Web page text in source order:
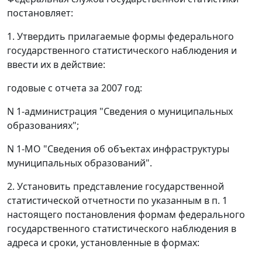
постановляет:
1. Утвердить прилагаемые формы федерального
государственного статистического наблюдения и
ввести их в действие:
годовые с отчета за 2007 год:
N 1-администрация "Сведения о муниципальных
образованиях";
N 1-МО "Сведения об объектах инфраструктуры
муниципальных образований".
2. Установить представление государственной
статистической отчетности по указанным в п. 1
настоящего постановления формам федерального
государственного статистического наблюдения в
адреса и сроки, установленные в формах: